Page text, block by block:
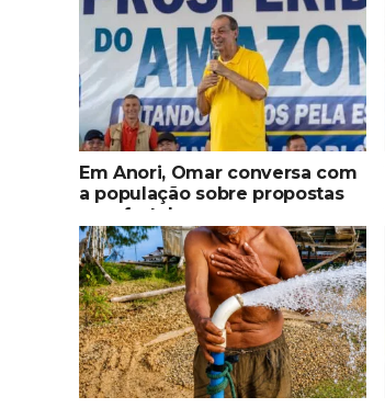
Em Anori, Omar conversa com
a população sobre propostas
para fortalecer segurança,
qualificação profissional e
ampliar serviços públicos